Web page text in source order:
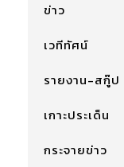
ข่าว
เวทีทัศน์
รายงาน-สกู๊ป
เกาะประเด็น
กระจายข่าว